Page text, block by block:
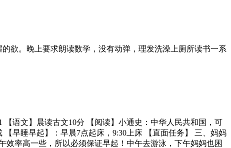
欲。晚上要求朗读数学，没有动弹，理发洗澡上厕所读书一系
语文】晨读古文10分 【阅读】小通史：中华人民共和国，可
早睡早起】：早晨7点起床，9:30上床 【直面任务】 三、妈妈
率高一些，所以必须保证早起！中午去游泳，下午妈妈也困